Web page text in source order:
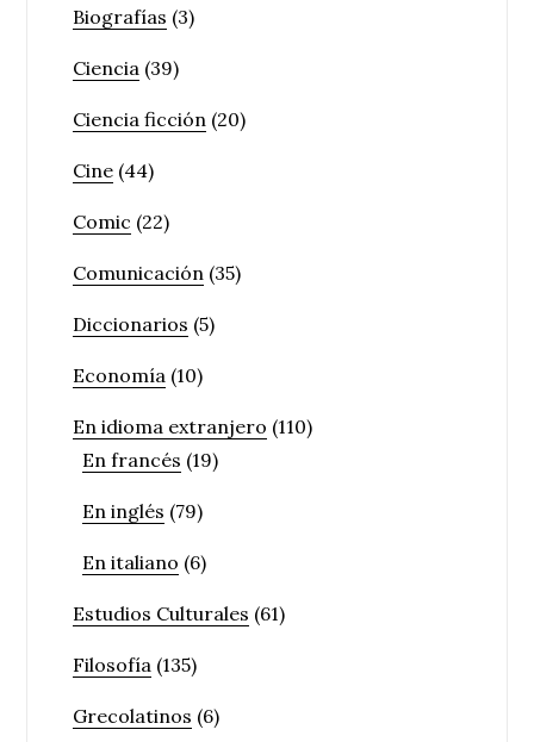
Biografías (3)
Ciencia (39)
Ciencia ficción (20)
Cine (44)
Comic (22)
Comunicación (35)
Diccionarios (5)
Economía (10)
En idioma extranjero (110)
En francés (19)
En inglés (79)
En italiano (6)
Estudios Culturales (61)
Filosofía (135)
Grecolatinos (6)